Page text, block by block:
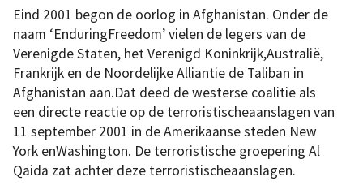
Eind 2001 begon de oorlog in Afghanistan. Onder de
naam ‘EnduringFreedom’ vielen de legers van de
Verenigde Staten, het Verenigd Koninkrijk,Australië,
Frankrijk en de Noordelijke Alliantie de Taliban in
Afghanistan aan.Dat deed de westerse coalitie als
een directe reactie op de terroristischeaanslagen van
11 september 2001 in de Amerikaanse steden New
York enWashington. De terroristische groepering Al
Qaida zat achter deze terroristischeaanslagen.